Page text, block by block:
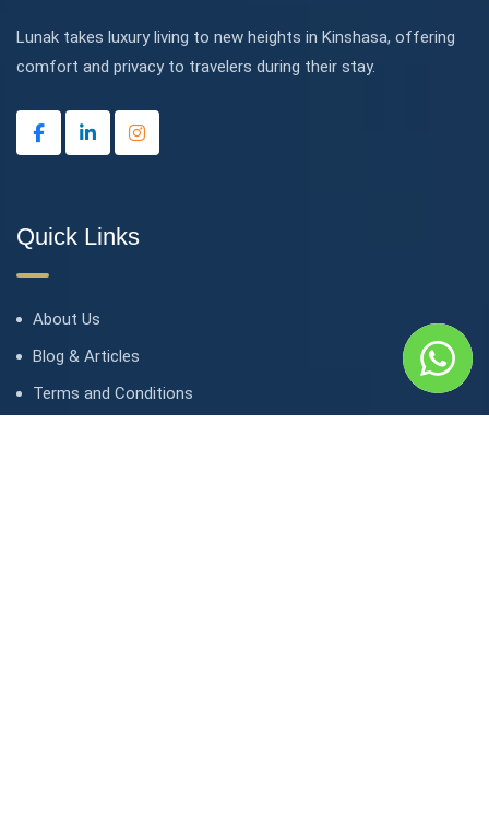
Lunak takes luxury living to new heights in Kinshasa, offering
comfort and privacy to travelers during their stay.
Quick Links
About Us
Blog & Articles
Terms and Conditions